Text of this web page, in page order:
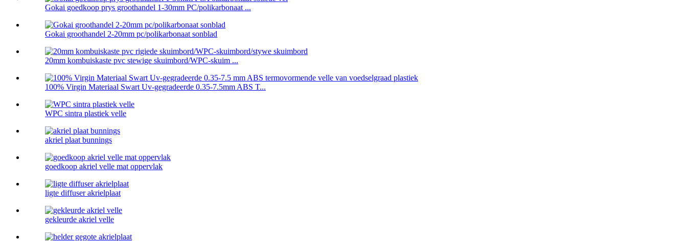
Gokai goedkoop prys groothandel 1-30mm PC/polikarbonaat ...
Gokai groothandel 2-20mm pc/polikarbonaat sonblad
20mm kombuiskaste pvc stewige skuimbord/WPC-skuim ...
100% Virgin Materiaal Swart Uv-gegradeerde 0.35-7.5mm ABS T...
WPC sintra plastiek velle
akriel plaat bunnings
goedkoop akriel velle mat oppervlak
ligte diffuser akrielplaat
gekleurde akriel velle